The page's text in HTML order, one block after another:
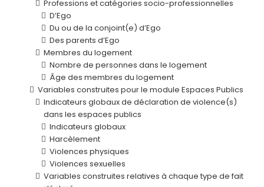
Professions et catégories socio-professionnelles
D’Ego
Du ou de la conjoint(e) d’Ego
Des parents d’Ego
Membres du logement
Nombre de personnes dans le logement
Âge des membres du logement
Variables construites pour le module Espaces Publics
Indicateurs globaux de déclaration de violence(s)
dans les espaces publics
Indicateurs globaux
Harcèlement
Violences physiques
Violences sexuelles
Variables construites relatives à chaque type de fait